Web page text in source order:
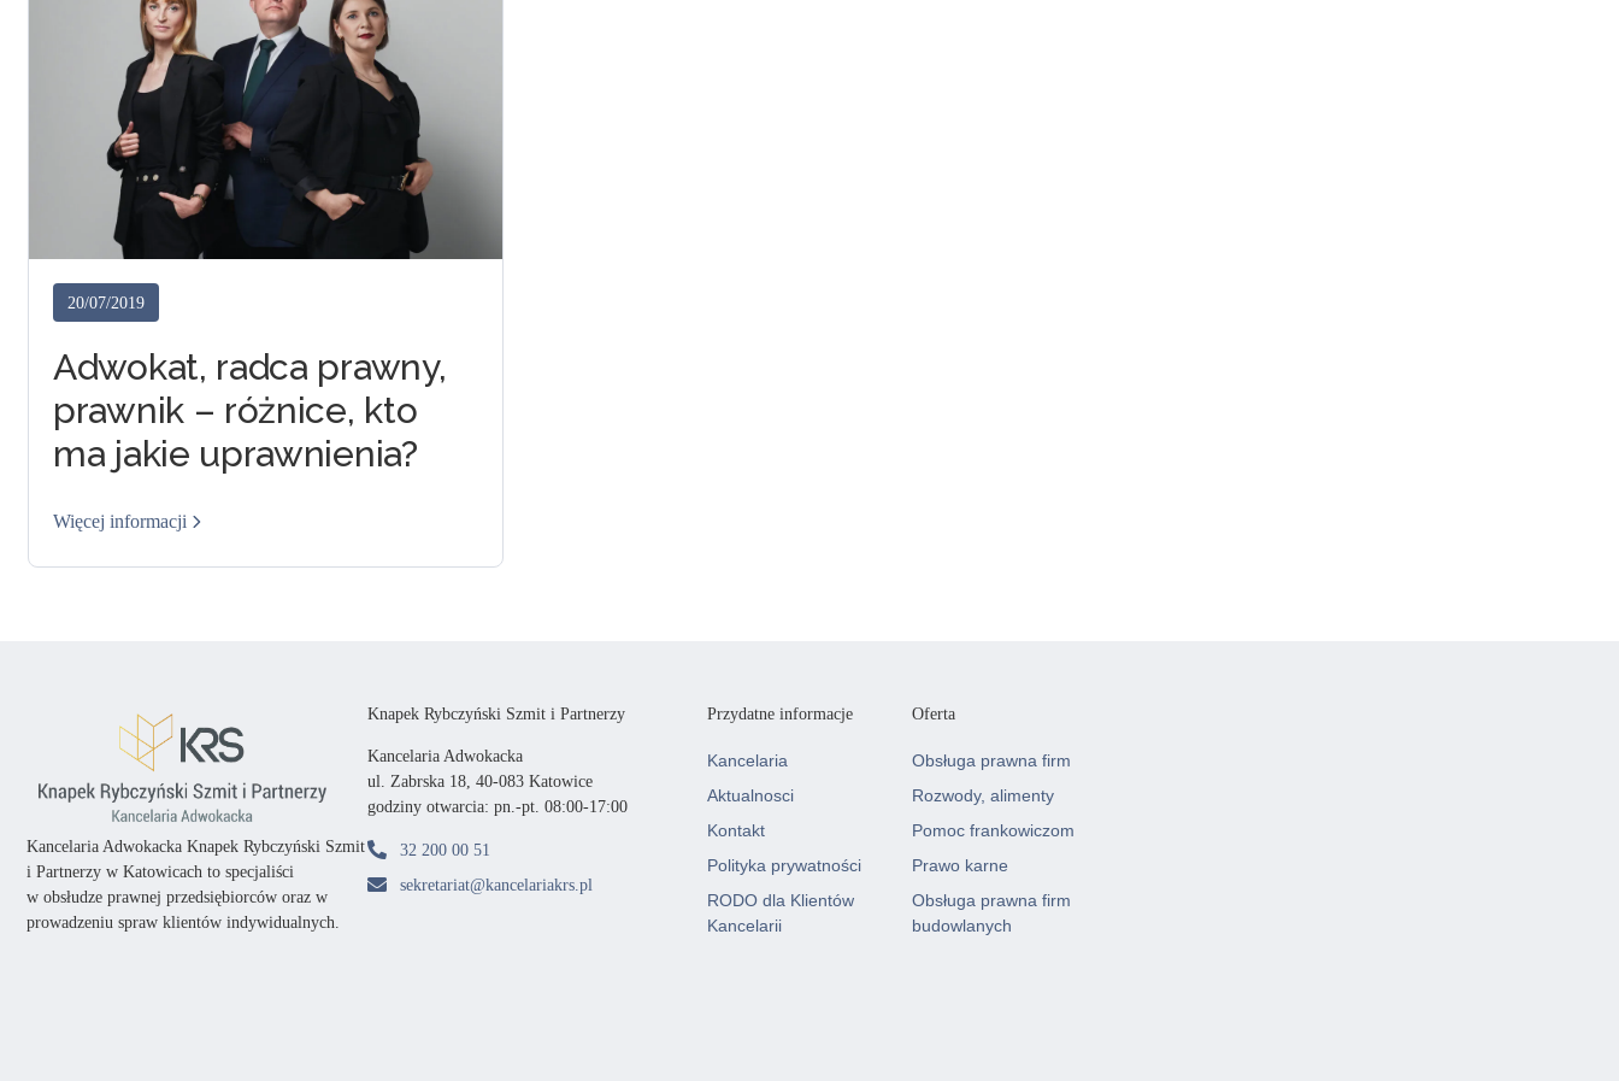
20/07/2019
Adwokat, radca prawny,
prawnik – różnice, kto
ma jakie uprawnienia?
Więcej informacji
Kancelaria Adwokacka Knapek Rybczyński Szmit
i Partnerzy w Katowicach to specjaliści
w obsłudze prawnej przedsiębiorców oraz w
prowadzeniu spraw klientów indywidualnych.
Knapek Rybczyński Szmit i Partnerzy
Kancelaria Adwokacka
ul. Zabrska 18, 40-083 Katowice
godziny otwarcia: pn.-pt. 08:00-17:00
32 200 00 51
sekretariat@kancelariakrs.pl
Przydatne informacje
Kancelaria
Aktualnosci
Kontakt
Polityka prywatności
RODO dla Klientów
Kancelarii
Oferta
Obsługa prawna firm
Rozwody, alimenty
Pomoc frankowiczom
Prawo karne
Obsługa prawna firm
budowlanych